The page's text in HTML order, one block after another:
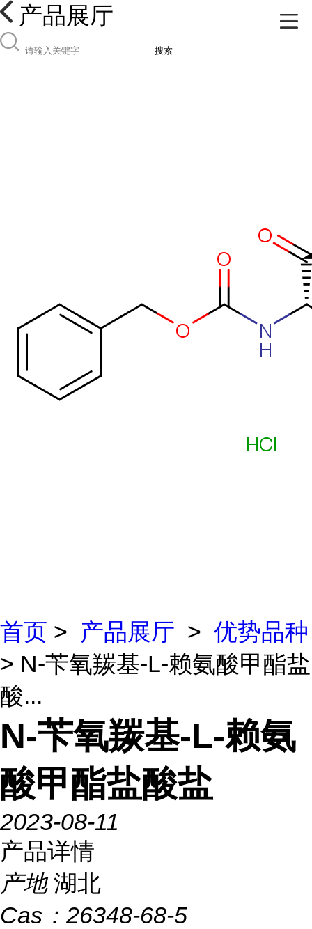
产品展厅
搜索
首页 > 产品展厅 > 优势品种
> N-苄氧羰基-L-赖氨酸甲酯盐
酸...
N-苄氧羰基-L-赖氨
酸甲酯盐酸盐
2023-08-11
产品详情
产地 湖北
Cas： 26348-68-5